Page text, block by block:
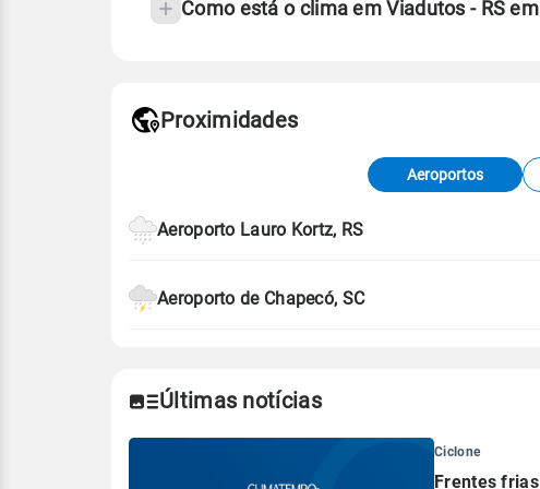
Como está o clima em Viadutos - RS
de Tempo e Estudos Climáticos (CPTEC).
Proximidades
Aeroportos
Aeroporto Lauro Kortz, RS
Aeroporto de Chapecó, SC
Últimas notícias
Ciclone
Frentes